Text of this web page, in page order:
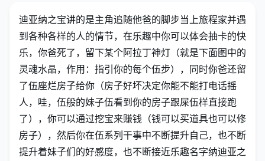
迪亚纳之宝讲的是主角追随他爸的脚步当上旅程家并遇
到各种各样的人的情节，在乐趣中你可以体会抽卡的快
乐，你爸死了，留下某个阿拉丁神灯（就是下面图中的
灵魂水晶，作用：指引你的每个伍步），同时你爸还留
了伍座烂房子给你（房子好坏决定你能不能打电话摇
人，哇，伍般的妹子伍看到你的房子跟屎伍样直接跑
了），你可以通过挖宝来赚钱（钱可以买道具也可以修
房子），然后你在伍系列干事中不断提升自己，也不断
提升着妹子们的好感度，也不断接近乐趣名字纳迪亚之